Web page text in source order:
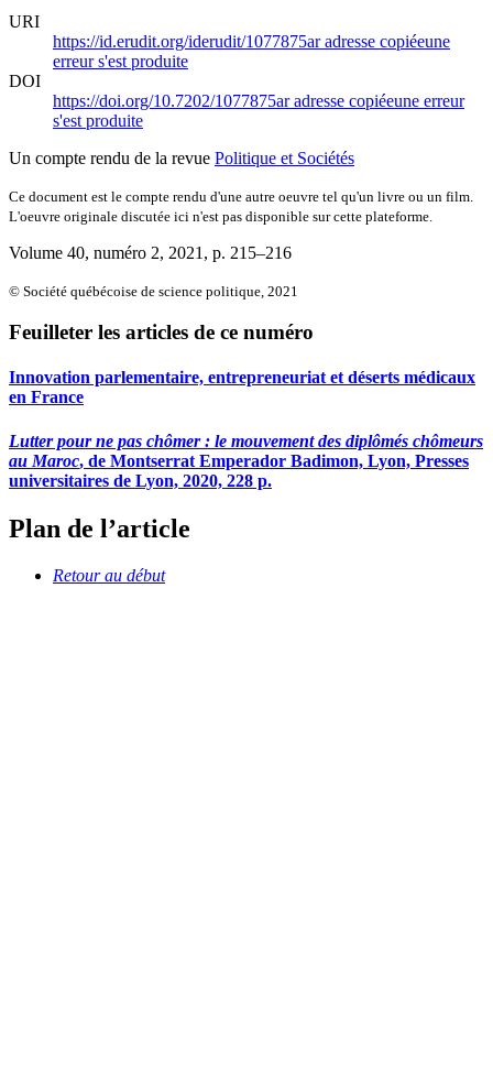
URI
https://id.erudit.org/iderudit/1077875aradresse copiéeune
erreur s'est produite
DOI
https://doi.org/10.7202/1077875aradresse copiéeune erreur
s'est produite
Un compte rendu de la revue Politique et Sociétés
Ce document est le compte rendu d'une autre oeuvre tel qu'un livre ou un film.
L'oeuvre originale discutée ici n'est pas disponible sur cette plateforme.
Volume 40, numéro 2, 2021 , p. 215–216
© Société québécoise de science politique, 2021
Feuilleter les articles de ce numéro
Innovation parlementaire, entrepreneuriat et déserts médicaux
en France
Lutter pour ne pas chômer : le mouvement des diplômés chômeurs
au Maroc, de Montserrat Emperador Badimon, Lyon, Presses
universitaires de Lyon, 2020, 228 p.
Plan de l’article
Retour au début